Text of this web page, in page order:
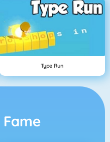
Type Run
Fame